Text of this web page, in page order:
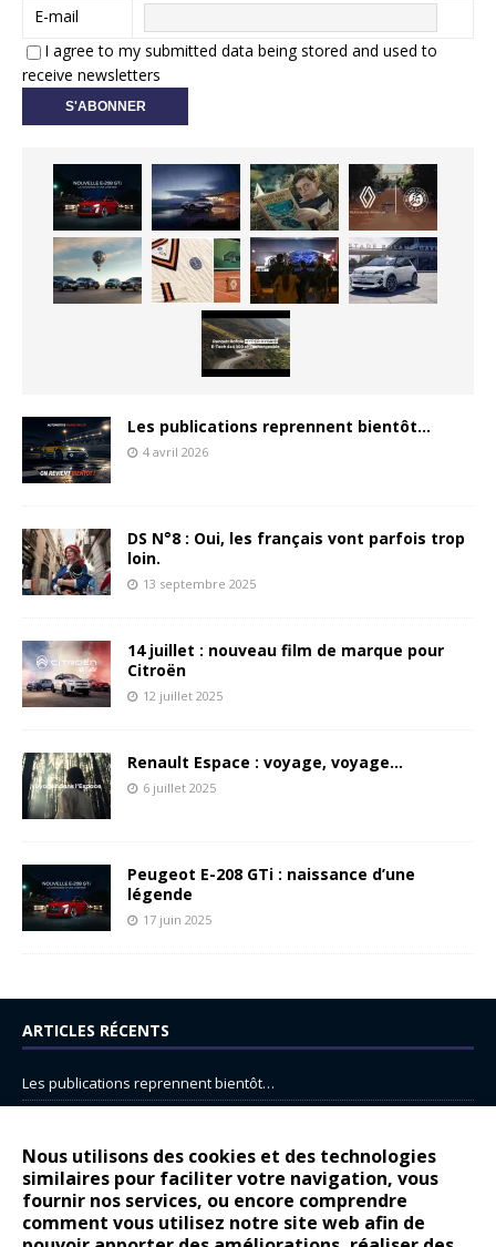
Nous utilisons des cookies et des technologies
similaires pour faciliter votre navigation, vous
fournir nos services, ou encore comprendre
comment vous utilisez notre site web afin de
E-mail
I agree to my submitted data being stored and used to
receive newsletters
Les publications reprennent bientôt…
4 avril 2026
DS N°8 : Oui, les français vont parfois trop
loin.
13 septembre 2025
14 juillet : nouveau film de marque pour
Citroën
12 juillet 2025
Renault Espace : voyage, voyage…
6 juillet 2025
Peugeot E-208 GTi : naissance d’une
légende
17 juin 2025
ARTICLES RÉCENTS
Les publications reprennent bientôt…
14 juillet : nouveau film de marque pour Citroën
Renault Espace : voyage, voyage…
Peugeot E-208 GTi : naissance d’une légende